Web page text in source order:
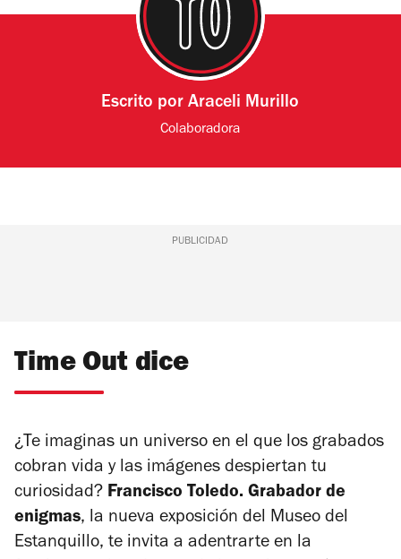
Escrito porAraceli Murillo
Colaboradora
PUBLICIDAD
Time Out dice
¿Te imaginas un universo en el que los grabados
cobran vida y las imágenes despiertan tu
curiosidad? Francisco Toledo. Grabador de
enigmas, la nueva exposición del Museo del
Estanquillo, te invita a adentrarte en la